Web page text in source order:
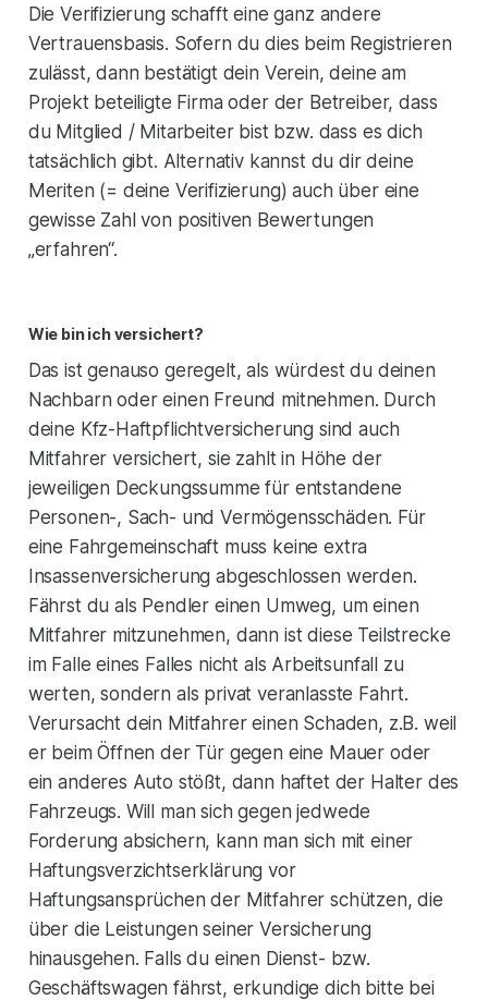
Die Verifizierung schafft eine ganz andere
Vertrauensbasis. Sofern du dies beim Registrieren
zulässt, dann bestätigt dein Verein, deine am
Projekt beteiligte Firma oder der Betreiber, dass
du Mitglied / Mitarbeiter bist bzw. dass es dich
tatsächlich gibt. Alternativ kannst du dir deine
Meriten (= deine Verifizierung) auch über eine
gewisse Zahl von positiven Bewertungen
„erfahren“.
Wie bin ich versichert?
Das ist genauso geregelt, als würdest du deinen
Nachbarn oder einen Freund mitnehmen. Durch
deine Kfz-Haftpflichtversicherung sind auch
Mitfahrer versichert, sie zahlt in Höhe der
jeweiligen Deckungssumme für entstandene
Personen-, Sach- und Vermögensschäden. Für
eine Fahrgemeinschaft muss keine extra
Insassenversicherung abgeschlossen werden.
Fährst du als Pendler einen Umweg, um einen
Mitfahrer mitzunehmen, dann ist diese Teilstrecke
im Falle eines Falles nicht als Arbeitsunfall zu
werten, sondern als privat veranlasste Fahrt.
Verursacht dein Mitfahrer einen Schaden, z.B. weil
er beim Öffnen der Tür gegen eine Mauer oder
ein anderes Auto stößt, dann haftet der Halter des
Fahrzeugs. Will man sich gegen jedwede
Forderung absichern, kann man sich mit einer
Haftungsverzichtserklärung vor
Haftungsansprüchen der Mitfahrer schützen, die
über die Leistungen seiner Versicherung
hinausgehen. Falls du einen Dienst- bzw.
Geschäftswagen fährst, erkundige dich bitte bei